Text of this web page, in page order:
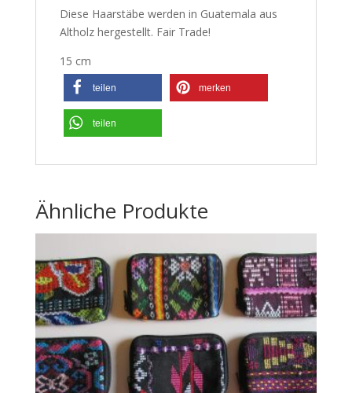
Diese Haarstäbe werden in Guatemala aus
Altholz hergestellt. Fair Trade!
15 cm
teilen merken
teilen
Ähnliche Produkte